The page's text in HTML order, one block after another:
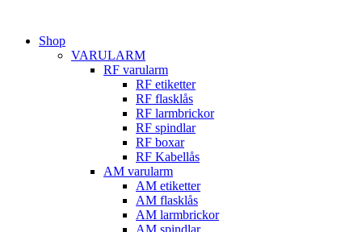
innehållShop
VARULARM
RF varularm
RF etiketter
RF flasklås
RF larmbrickor
RF spindlar
RF boxar
RF Kabellås
AM varularm
AM etiketter
AM flasklås
AM larmbrickor
AM spindlar